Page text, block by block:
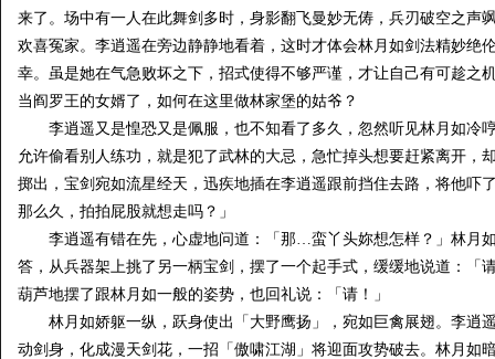
来了。场中有一人在此舞剑多时，身影翻飞曼妙无俦，兵刃破空之声
欢喜冤家。李逍遥在旁边静静地看着，这时才体会林月如剑法精妙绝
幸。虽是她在气急败坏之下，招式使得不够严谨，才让自己有可趁之
当阎罗王的女婿了，如何在这里做林家堡的姑爷？
李逍遥又是惶恐又是佩服，也不知看了多久，忽然听见林月如冷
允许偷看别人练功，就是犯了武林的大忌，急忙掉头想要赶紧离开，
掷出，宝剑宛如流星经天，迅疾地插在李逍遥跟前挡住去路，将他吓
那么久，拍拍屁股就想走吗？」
李逍遥有错在先，心虚地问道：「那…蛮丫头妳想怎样？」林月
答，从兵器架上挑了另一柄宝剑，摆了一个起手式，缓缓地说道：「
葫芦地摆了跟林月如一般的姿势，也回礼说：「请！」
林月如娇躯一纵，跃身使出「大野鹰扬」，宛如巨禽展翅。李逍
动剑身，化成漫天剑花，一招「傲啸江湖」将迎面攻势破去。林月如